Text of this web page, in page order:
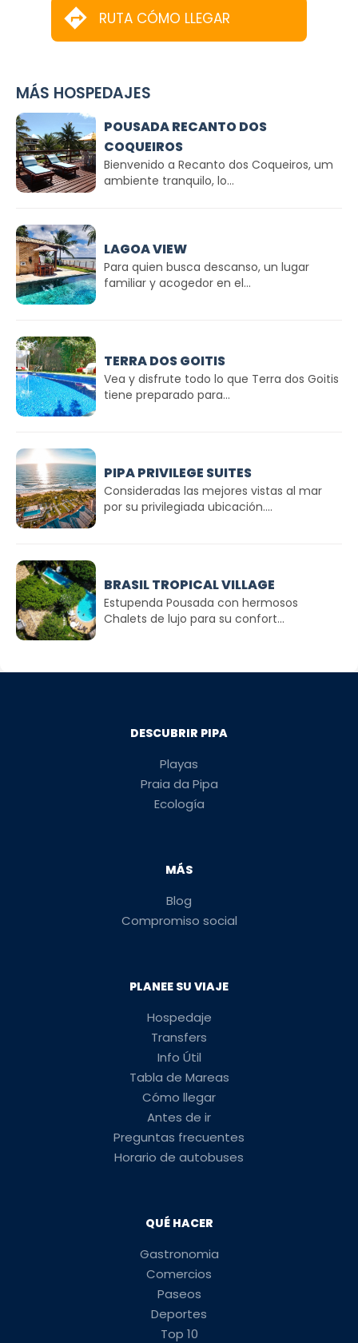
RUTA CÓMO LLEGAR
MÁS HOSPEDAJES
POUSADA RECANTO DOS
COQUEIROS
Bienvenido a Recanto dos Coqueiros, um
ambiente tranquilo, lo...
LAGOA VIEW
Para quien busca descanso, un lugar
familiar y acogedor en el...
TERRA DOS GOITIS
Vea y disfrute todo lo que Terra dos Goitis
tiene preparado para...
PIPA PRIVILEGE SUITES
Consideradas las mejores vistas al mar
por su privilegiada ubicación....
BRASIL TROPICAL VILLAGE
Estupenda Pousada con hermosos
Chalets de lujo para su confort...
DESCUBRIR PIPA
Playas
Praia da Pipa
Ecología
MÁS
Blog
Compromiso social
PLANEE SU VIAJE
Hospedaje
Transfers
Info Útil
Tabla de Mareas
Cómo llegar
Antes de ir
Preguntas frecuentes
Horario de autobuses
QUÉ HACER
Gastronomia
Comercios
Paseos
Deportes
Top 10